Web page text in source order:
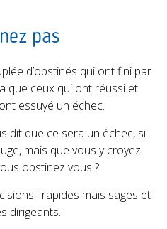
pas
d’obstinés qui ont fini par
que ceux qui ont réussi et
essuyé un échec.
dit que ce sera un échec, si
mais que vous y croyez
obstinez vous ?
: rapides mais sages et
dirigeants.